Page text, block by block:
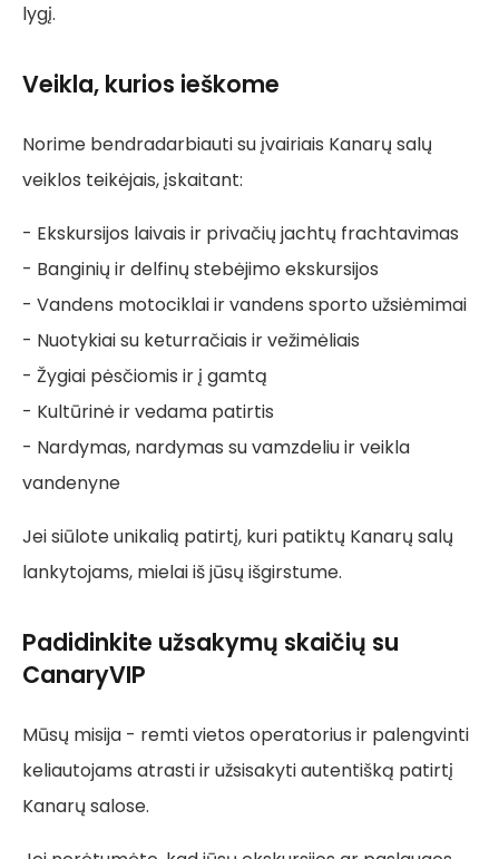
lygį.
Veikla, kurios ieškome
Norime bendradarbiauti su įvairiais Kanarų salų
veiklos teikėjais, įskaitant:
- Ekskursijos laivais ir privačių jachtų frachtavimas
- Banginių ir delfinų stebėjimo ekskursijos
- Vandens motociklai ir vandens sporto užsiėmimai
- Nuotykiai su keturračiais ir vežimėliais
- Žygiai pėsčiomis ir į gamtą
- Kultūrinė ir vedama patirtis
- Nardymas, nardymas su vamzdeliu ir veikla
vandenyne
Jei siūlote unikalią patirtį, kuri patiktų Kanarų salų
lankytojams, mielai iš jūsų išgirstume.
Padidinkite užsakymų skaičių su
CanaryVIP
Mūsų misija - remti vietos operatorius ir palengvinti
keliautojams atrasti ir užsisakyti autentišką patirtį
Kanarų salose.